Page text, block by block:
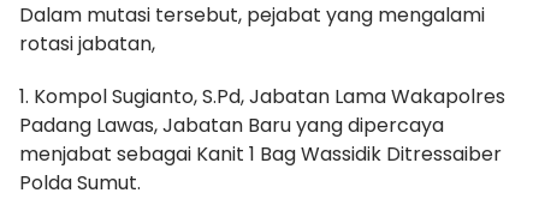
Dalam mutasi tersebut, pejabat yang mengalami
rotasi jabatan,
1. Kompol Sugianto, S.Pd, Jabatan Lama Wakapolres
Padang Lawas, Jabatan Baru yang dipercaya
menjabat sebagai Kanit 1 Bag Wassidik Ditressaiber
Polda Sumut.